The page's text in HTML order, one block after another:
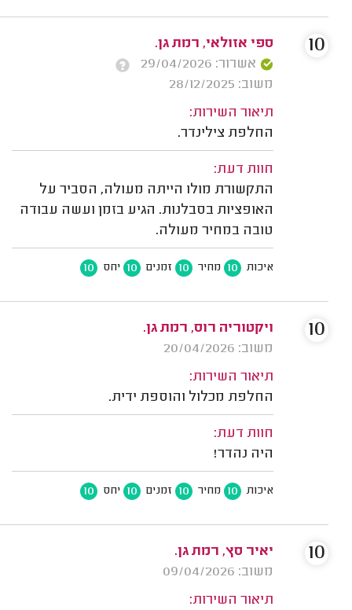
ספי אזולאי, רמת גן.
אשרור: 29/04/2026
משוב: 28/12/2025
תיאור השירות:
החלפת צילינדר.
חוות דעת:
התקשורת מולו הייתה מעולה, הסביר על
האופציות בסבלנות. הגיע בזמן ועשה עבודה
טובה במחיר מעולה.
איכות 10 מחיר 10 זמנים 10 יחס 10
10
ויקטוריה רוס, רמת גן.
משוב: 20/04/2026
תיאור השירות:
החלפת מכלול והוספת ידית.
חוות דעת:
היה נהדר!
איכות 10 מחיר 10 זמנים 10 יחס 10
10
יאיר סץ, רמת גן.
משוב: 09/04/2026
תיאור השירות:
10